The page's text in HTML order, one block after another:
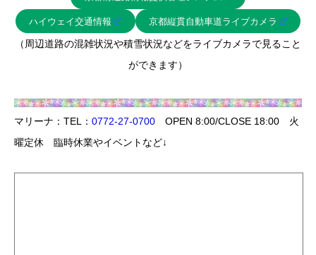
ハイウェイ交通情報 京都縦貫自動車道ライブカメラ
（周辺道路の混雑状況や積雪状況などをライブカメラで見ること
ができます）
マリーナ：TEL： 0772-27-0700 OPEN 8:00/CLOSE 18:00 火
曜定休 臨時休業やイベントなど↓